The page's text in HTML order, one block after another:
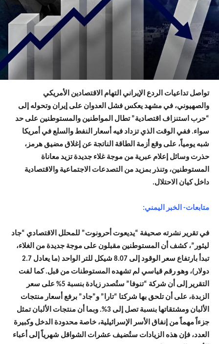
تواصل تداعيات الردع الإيراني التهام الاقتصادين الأمريكي
والصهيوني، في مشهد يعكس فشل العدوان على إيران وتحوله إلى
“حرب استنزاف اقتصادية” تطال المواطنين والمستوطنين على حد
سواء. ففي الوقت الذي تزداد فيه أسعار النفط والسلع في أمريكا
شبه يومياً، على وقع أزمة الطاقة الناتجة عن إغلاق مضيق هرمز،
حذرت وسائل إعلام عبرية من موجة غلاء جديدة تزيد معاناة
المستوطنين، وتنذر بمزيد من التصدعات الاجتماعية والاقتصادية
داخل كيان الاحتلال.
متابعات- الخبر اليمني:
في تقرير نشرته صحيفة “يديعوت أحرونوت” للمحلل الاقتصادي “جاد
ليئور”، كشف أن المستوطنين مقبلون على موجة جديدة من الغلاء،
تبدأ بارتفاع سعر الوقود إلى 8.07 شيكل للتر الواحد (ما يعادل 2.7
دولار)، وهو رقم قياسي لم تشهده المستوطنات من قبل. كما لفت
التقرير إلى أن شركة “تنوفا” ستُصدر زيادة بنسبة 5% على سعر
الزبدة، على أن تلحق بها شركتا “تارا” و”جاد” برفع أسعار منتجات
الألبان ومشتقاتها بنسبة تصل إلى 3%. وبما أن منتجات الألبان تمثل
جزءاً مهماً من إنفاق الأسر الإسرائيلية، خاصة محدودة الدخل وكبيرة
العدد، فإن هذه الزيادات ستُضيف عشرات الشواقل شهرياً إلى أعباء